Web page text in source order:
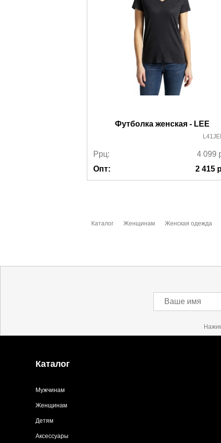
Более детально с условиями доставки и оплаты
Футболка женская - LEE
Ррц: 4 099
Опт:
2 415
Каталог Женщинам Женская одежда
Ваше имя
Каталог
Мужчинам
Женщинам
Детям
Аксессуары